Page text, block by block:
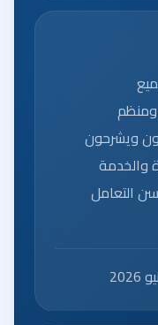
ومنظم
ويشرحون
والخدمة
التعامل